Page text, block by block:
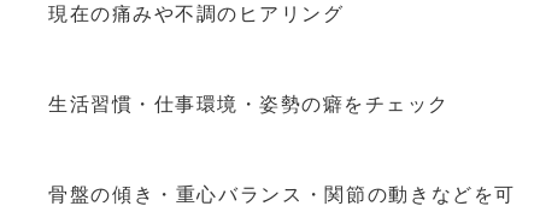
現在の痛みや不調のヒアリング
生活習慣・仕事環境・姿勢の癖をチェック
骨盤の傾き・重心バランス・関節の動きなどを可